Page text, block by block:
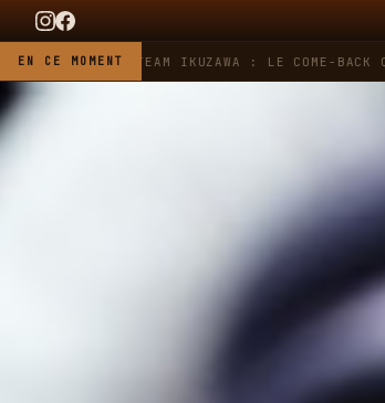
EN CE MOMENT
HEUER X TEAM IKUZAWA : LE COME-BACK QUI